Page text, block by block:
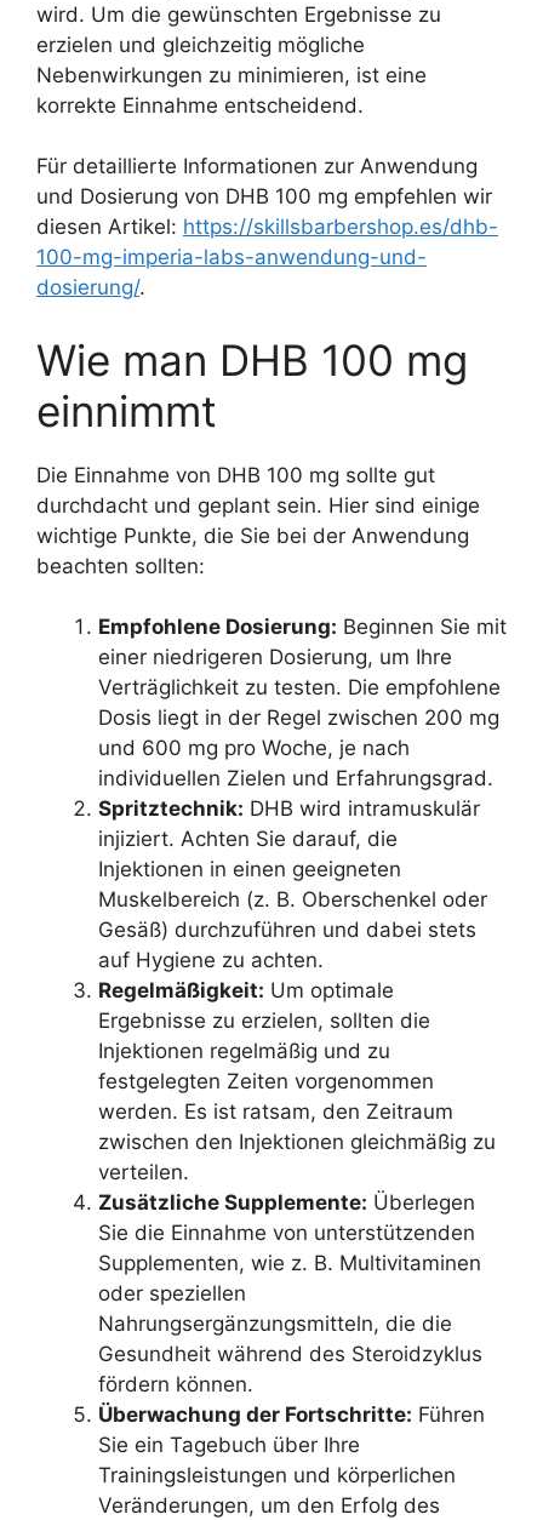
wird. Um die gewünschten Ergebnisse zu
erzielen und gleichzeitig mögliche
Nebenwirkungen zu minimieren, ist eine
korrekte Einnahme entscheidend.
Für detaillierte Informationen zur Anwendung
und Dosierung von DHB 100 mg empfehlen wir
diesen Artikel: https://skillsbarbershop.es/dhb-
100-mg-imperia-labs-anwendung-und-
dosierung/.
Wie man DHB 100 mg
einnimmt
Die Einnahme von DHB 100 mg sollte gut
durchdacht und geplant sein. Hier sind einige
wichtige Punkte, die Sie bei der Anwendung
beachten sollten:
Empfohlene Dosierung: Beginnen Sie mit
einer niedrigeren Dosierung, um Ihre
Verträglichkeit zu testen. Die empfohlene
Dosis liegt in der Regel zwischen 200 mg
und 600 mg pro Woche, je nach
individuellen Zielen und Erfahrungsgrad.
Spritztechnik: DHB wird intramuskulär
injiziert. Achten Sie darauf, die
Injektionen in einen geeigneten
Muskelbereich (z. B. Oberschenkel oder
Gesäß) durchzuführen und dabei stets
auf Hygiene zu achten.
Regelmäßigkeit: Um optimale
Ergebnisse zu erzielen, sollten die
Injektionen regelmäßig und zu
festgelegten Zeiten vorgenommen
werden. Es ist ratsam, den Zeitraum
zwischen den Injektionen gleichmäßig zu
verteilen.
Zusätzliche Supplemente: Überlegen
Sie die Einnahme von unterstützenden
Supplementen, wie z. B. Multivitaminen
oder speziellen
Nahrungsergänzungsmitteln, die die
Gesundheit während des Steroidzyklus
fördern können.
Überwachung der Fortschritte: Führen
Sie ein Tagebuch über Ihre
Trainingsleistungen und körperlichen
Veränderungen, um den Erfolg des